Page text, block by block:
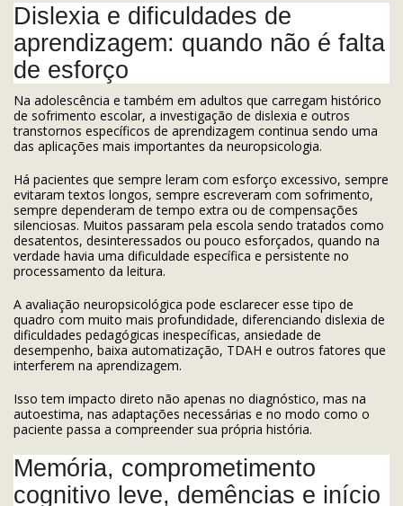
Dislexia e dificuldades de
aprendizagem: quando não é falta
de esforço
Na adolescência e também em adultos que carregam histórico
de sofrimento escolar, a investigação de dislexia e outros
transtornos específicos de aprendizagem continua sendo uma
das aplicações mais importantes da neuropsicologia.
Há pacientes que sempre leram com esforço excessivo, sempre
evitaram textos longos, sempre escreveram com sofrimento,
sempre dependeram de tempo extra ou de compensações
silenciosas. Muitos passaram pela escola sendo tratados como
desatentos, desinteressados ou pouco esforçados, quando na
verdade havia uma dificuldade específica e persistente no
processamento da leitura.
A avaliação neuropsicológica pode esclarecer esse tipo de
quadro com muito mais profundidade, diferenciando dislexia de
dificuldades pedagógicas inespecíficas, ansiedade de
desempenho, baixa automatização, TDAH e outros fatores que
interferem na aprendizagem.
Isso tem impacto direto não apenas no diagnóstico, mas na
autoestima, nas adaptações necessárias e no modo como o
paciente passa a compreender sua própria história.
Memória, comprometimento
cognitivo leve, demências e início